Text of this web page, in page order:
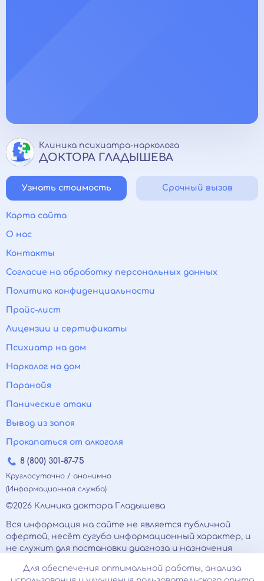
Клиника психиатра-нарколога
ДОКТОРА ГЛАДЫШЕВА
Узнать стоимость Срочный вызов
Карта сайта
О нас
Контакты
Согласие на обработку персональных данных
Политика конфиденциальности
Прайс-лист
Лицензии и сертификаты
Психиатр на дом
Нарколог на дом
Паранойя
Панические атаки
Вывод из запоя
Прокапаться от алкоголя
8 (800) 301-87-75
Круглосуточно / анонимно
(Информационная служба)
©2026 Клиника доктора Гладышева
Вся информация на сайте не является публичной
офертой, несёт сугубо информационный характер, и
не служит для постановки диагноза и назначения
Есть противопоказания, необходимо
Для обеспечения оптимальной работы, анализа